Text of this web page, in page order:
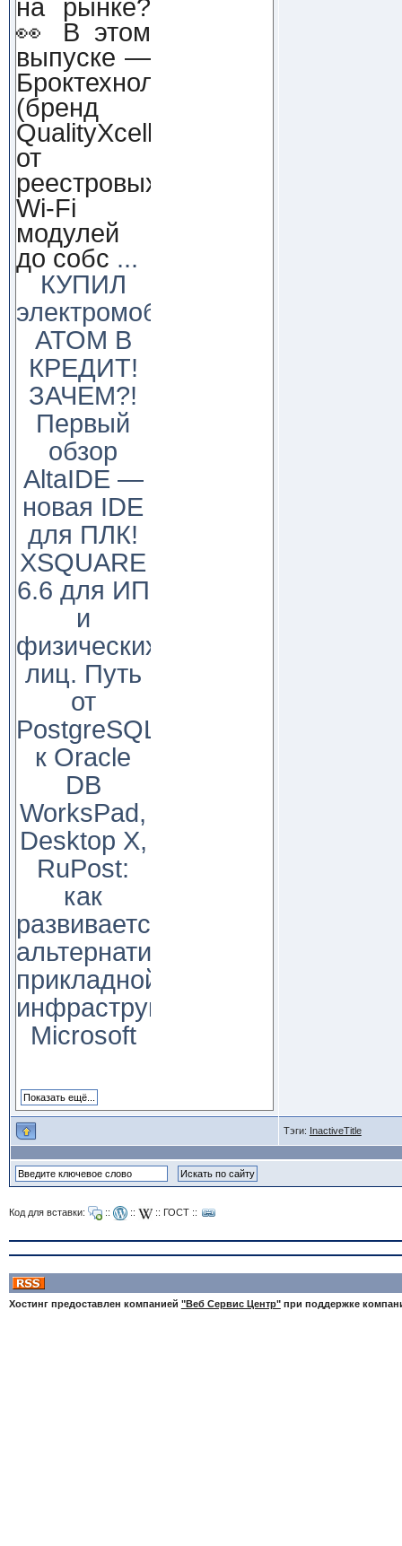
на рынке?
👀 В этом
выпуске —
Броктехнолоджи
(бренд
QualityXcellence):
от
реестровых
Wi-Fi
модулей
до собс ...
КУПИЛ
электромобиль
АТОМ В
КРЕДИТ!
ЗАЧЕМ?!
Первый
обзор
AltaIDE —
новая IDE
для ПЛК!
XSQUARE
6.6 для ИП
и
физических
лиц. Путь
от
PostgreSQL
к Oracle
DB
WorksPad,
Desktop X,
RuPost:
как
развивается
альтернатива
прикладной
инфраструктуре
Microsoft
Тэги: InactiveTitle
Код для вставки: :: :: :: ГОСТ::
Хостинг предоставлен компанией "Веб Сервис Центр"при поддержке